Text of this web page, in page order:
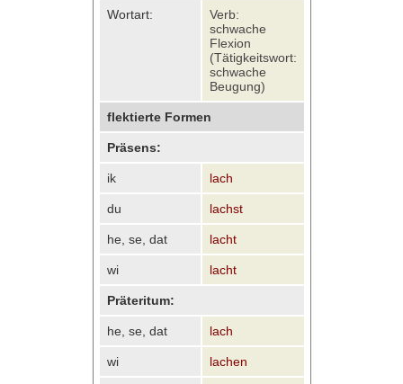
Wortart:
Verb:
schwache
Flexion
(Tätigkeitswort:
schwache
Beugung)
flektierte Formen
Präsens:
ik lach
du lachst
he, se, dat lacht
wi lacht
Präteritum:
he, se, dat lach
wi lachen